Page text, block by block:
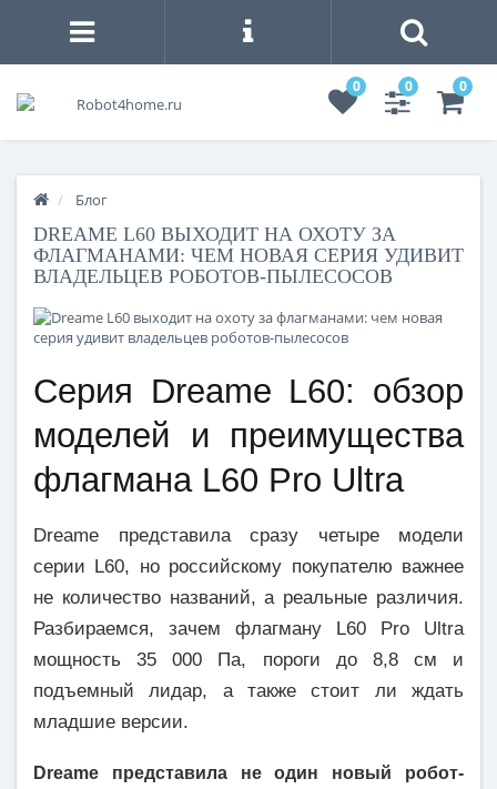
0 0 0
Блог
DREAME L60 ВЫХОДИТ НА ОХОТУ ЗА
ФЛАГМАНАМИ: ЧЕМ НОВАЯ СЕРИЯ УДИВИТ
ВЛАДЕЛЬЦЕВ РОБОТОВ-ПЫЛЕСОСОВ
Серия Dreame L60: обзор
моделей и преимущества
флагмана L60 Pro Ultra
Dreame представила сразу четыре модели
серии L60, но российскому покупателю важнее
не количество названий, а реальные различия.
Разбираемся, зачем флагману L60 Pro Ultra
мощность 35 000 Па, пороги до 8,8 см и
подъемный лидар, а также стоит ли ждать
младшие версии.
Dreame представила не один новый робот-